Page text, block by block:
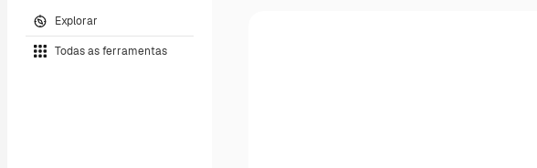
Explorar
Todas as ferramentas